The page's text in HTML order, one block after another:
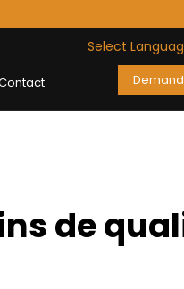
Select
de